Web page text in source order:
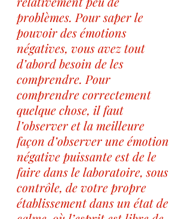
problèmes. Pour saper le
pouvoir des émotions
négatives, vous avez tout
d’abord besoin de les
comprendre. Pour
comprendre correctement
quelque chose, il faut
l’observer et la meilleure
façon d’observer une émotion
négative puissante est de le
faire dans le laboratoire, sous
contrôle, de votre propre
établissement dans un état de